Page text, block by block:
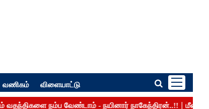
வணிகம் விளையாட்டு